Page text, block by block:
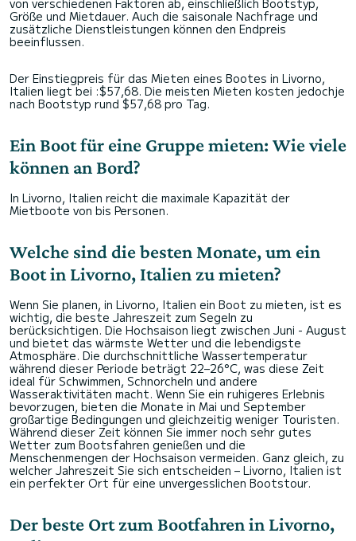
von verschiedenen Faktoren ab, einschließlich Bootstyp,
Größe und Mietdauer. Auch die saisonale Nachfrage und
zusätzliche Dienstleistungen können den Endpreis
beeinflussen.
Der Einstiegpreis für das Mieten eines Bootes in Livorno,
Italien liegt bei :$57,68. Die meisten Mieten kosten jedochje
nach Bootstyp rund $57,68 pro Tag.
Ein Boot für eine Gruppe mieten: Wie viele
können an Bord?
In Livorno, Italien reicht die maximale Kapazität der
Mietboote von bis Personen.
Welche sind die besten Monate, um ein
Boot in Livorno, Italien zu mieten?
Wenn Sie planen, in Livorno, Italien ein Boot zu mieten, ist es
wichtig, die beste Jahreszeit zum Segeln zu
berücksichtigen. Die Hochsaison liegt zwischen Juni - August
und bietet das wärmste Wetter und die lebendigste
Atmosphäre. Die durchschnittliche Wassertemperatur
während dieser Periode beträgt 22–26°C, was diese Zeit
ideal für Schwimmen, Schnorcheln und andere
Wasseraktivitäten macht. Wenn Sie ein ruhigeres Erlebnis
bevorzugen, bieten die Monate in Mai und September
großartige Bedingungen und gleichzeitig weniger Touristen.
Während dieser Zeit können Sie immer noch sehr gutes
Wetter zum Bootsfahren genießen und die
Menschenmengen der Hochsaison vermeiden. Ganz gleich, zu
welcher Jahreszeit Sie sich entscheiden – Livorno, Italien ist
ein perfekter Ort für eine unvergesslichen Bootstour.
Der beste Ort zum Bootfahren in Livorno,